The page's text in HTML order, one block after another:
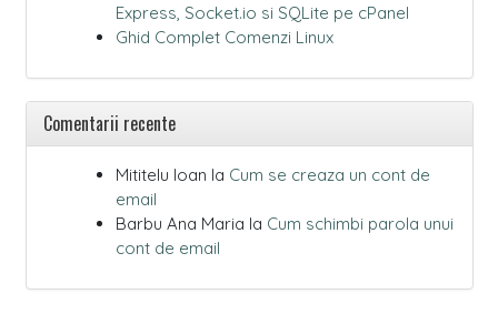
Express, Socket.io si SQLite pe cPanel
Ghid Complet Comenzi Linux
Comentarii recente
Mititelu Ioan la Cum se creaza un cont de
email
Barbu Ana Maria la Cum schimbi parola unui
cont de email